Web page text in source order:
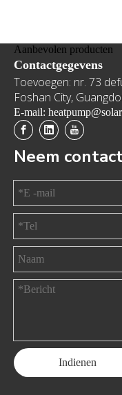
Aanbevolen producten
Contactgegevens
Toevoegen: nr. 73
Foshan City,
E-mail:
Neem
Indienen